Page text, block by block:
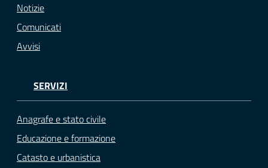
Notizie
Comunicati
Avvisi
SERVIZI
Anagrafe e stato civile
Educazione e formazione
Catasto e urbanistica